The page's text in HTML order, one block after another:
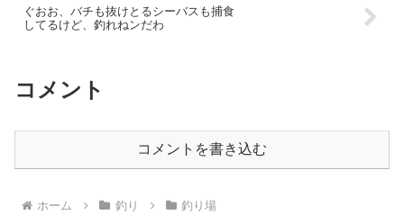
ぐおお、バチも抜けとるシーバスも捕食
してるけど、釣れねンだわ
コメント
コメントを書き込む
ホーム 釣り 釣り場